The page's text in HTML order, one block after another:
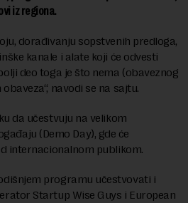
iz regiona.
dorađivanju sopstvenih predloga,
kanale i alate koji će odvesti
deo toga je što nema (obaveznog
navodi se na sajtu.
da učestvuju na velikom
(Demo Day), gde će
internacionalnom publikom.
programu učestvovati i
Startup Wise Guys i European